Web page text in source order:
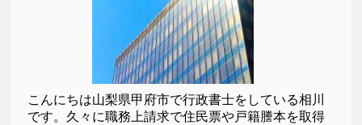
こんにちは山梨県甲府市で行政書士をしている相川
です。久々に職務上請求で住民票や戸籍謄本を取得